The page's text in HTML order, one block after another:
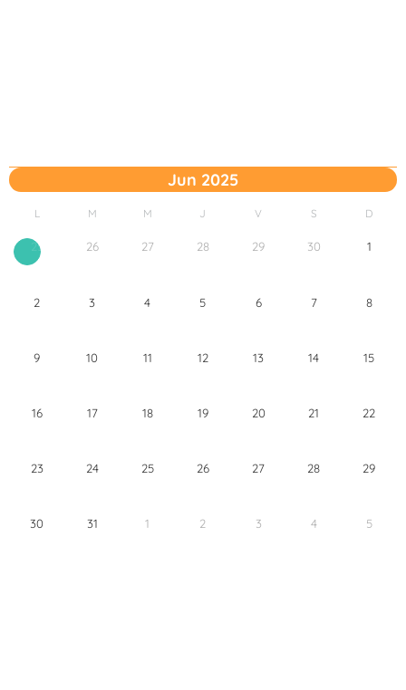
Jun 2025
L M M J V S D
25 26 27 28 29 30 1
2 3 4 5 6 7 8
9 10 11 12 13 14 15
16 17 18 19 20 21 22
23 24 25 26 27 28 29
30 31 1 2 3 4 5